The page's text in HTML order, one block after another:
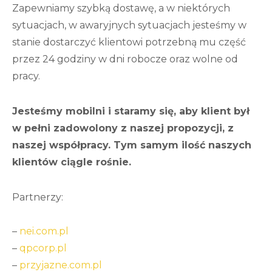
Zapewniamy szybką dostawę, a w niektórych
sytuacjach, w awaryjnych sytuacjach jesteśmy w
stanie dostarczyć klientowi potrzebną mu część
przez 24 godziny w dni robocze oraz wolne od
pracy.
Jesteśmy mobilni i staramy się, aby klient był
w pełni zadowolony z naszej propozycji, z
naszej współpracy. Tym samym ilość naszych
klientów ciągle rośnie.
Partnerzy:
– nei.com.pl
– qpcorp.pl
– przyjazne.com.pl